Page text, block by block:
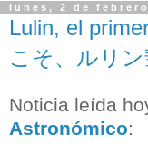
lunes, 2 de febrero
Lulin, el
こそ、ルリン
Noticia leída
Astronómico: